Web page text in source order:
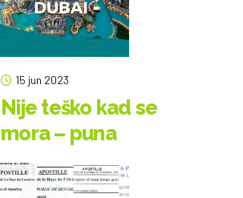
15 jun 2023
Nije teško kad se
mora – puna
legalizacija
dokumenata